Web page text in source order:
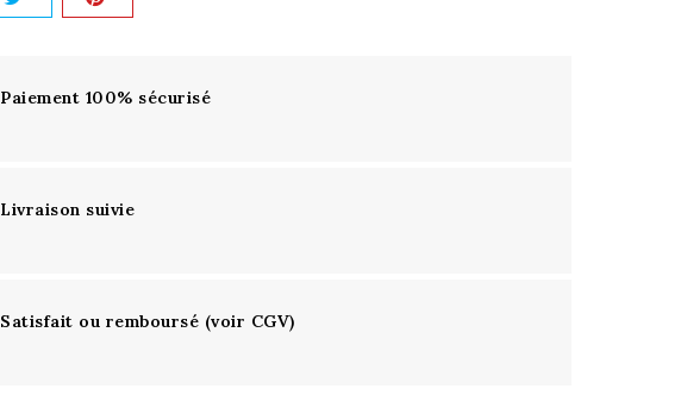
Paiement 100% sécurisé
Livraison suivie
Satisfait ou remboursé (voir CGV)